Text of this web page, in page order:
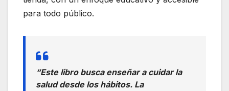
para todo público.
“Este libro busca enseñar a cuidar la
salud desde los hábitos. La